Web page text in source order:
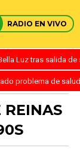
RADIO EN VIVO
Luz tras salida
problema de
REINAS